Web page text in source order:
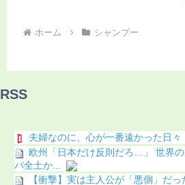
ホーム シャンプー
RSS
夫婦なのに、心が一番遠かった日々
欧州「日本だけ反則だろ…」 世界
パ全土か...
【衝撃】実は主人公が「悪側」だ